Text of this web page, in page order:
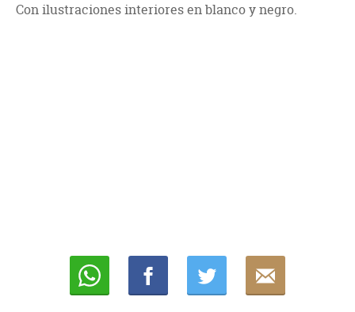
Con ilustraciones interiores en blanco y negro.